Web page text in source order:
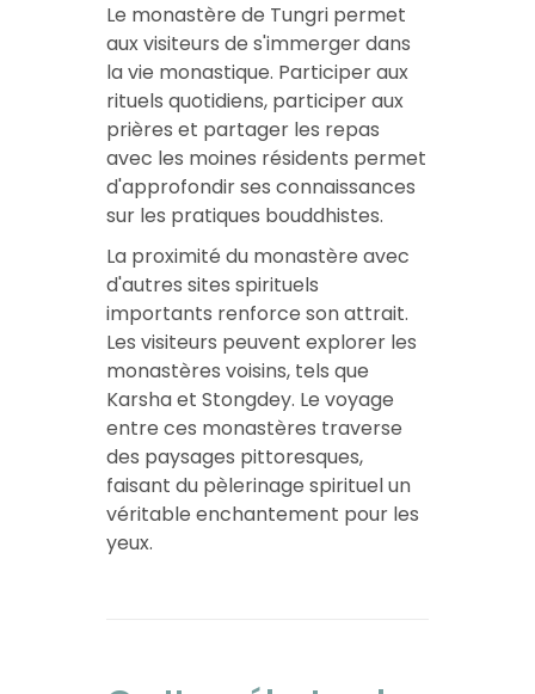
Le monastère de Tungri permet
aux visiteurs de s'immerger dans
la vie monastique. Participer aux
rituels quotidiens, participer aux
prières et partager les repas
avec les moines résidents permet
d'approfondir ses connaissances
sur les pratiques bouddhistes.
La proximité du monastère avec
d'autres sites spirituels
importants renforce son attrait.
Les visiteurs peuvent explorer les
monastères voisins, tels que
Karsha et Stongdey. Le voyage
entre ces monastères traverse
des paysages pittoresques,
faisant du pèlerinage spirituel un
véritable enchantement pour les
yeux.